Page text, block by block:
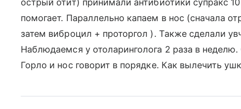
острый отит) принимали антибиотики супракс
помогает. Параллельно капаем в нос (сначала
затем виброцил + проторгол ). Также сделали
Наблюдаемся у отоларинголога 2 раза в
Горло и нос говорит в порядке. Как вылечить